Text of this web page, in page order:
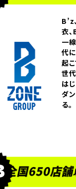
B’z
衣
一
代
起
世
は
ダ
る。